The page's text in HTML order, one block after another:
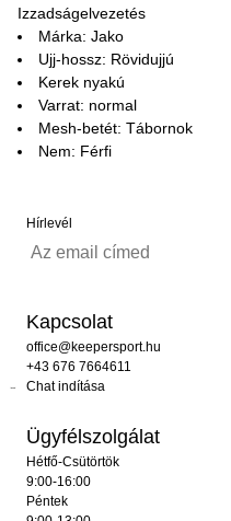
Izzadságelvezetés
Márka: Jako
Ujj-hossz: Rövidujjú
Kerek nyakú
Varrat: normal
Mesh-betét: Tábornok
Nem: Férfi
Hírlevél
Kapcsolat
office@keepersport.hu
+43 676 7664611
Chat indítása
Ügyfélszolgálat
Hétfő-Csütörtök
9:00-16:00
Péntek